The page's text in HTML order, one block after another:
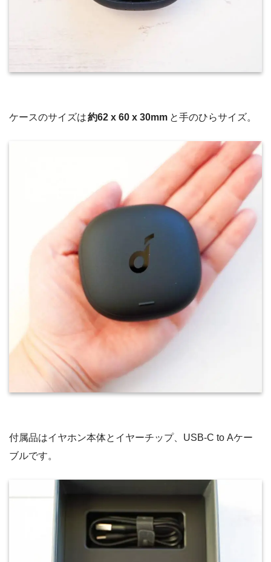
ケースのサイズは約62 x 60 x 30mm と手のひらサイズ。
付属品はイヤホン本体とイヤーチップ、USB-C to Aケー
ブルです。